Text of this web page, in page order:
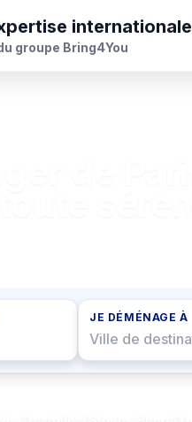
internationale
groupe Bring4You
JE DÉMÉNAGE À